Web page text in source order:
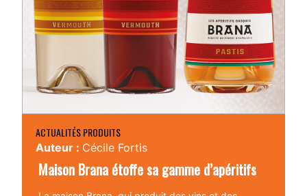
ACTUALITÉS PRODUITS
Auteur : Cécile Fortis
Maison Brana étoffe sa gamme d’apéritifs